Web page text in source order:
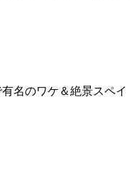
名のワケ＆絶景スペイ